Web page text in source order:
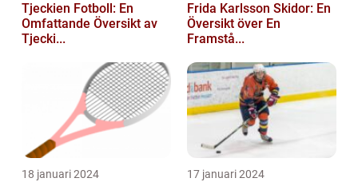
Tjeckien Fotboll: En
Omfattande Översikt av
Tjecki...
Frida Karlsson Skidor: En
Översikt över En
Framstå...
18 januari 2024 17 januari 2024